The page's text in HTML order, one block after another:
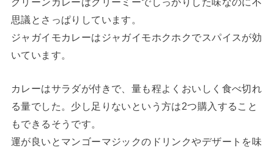
思議とさっぱりしています。
ジャガイモカレーはジャガイモホクホクでスパイスが効
いています。
カレーはサラダが付きで、量も程よくおいしく食べ切れ
る量でした。少し足りないという方は2つ購入すること
もできるそうです。
運が良いとマンゴーマジックのドリンクやデザートを味